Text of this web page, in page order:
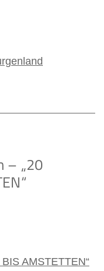
– „20
AMSTETTEN“